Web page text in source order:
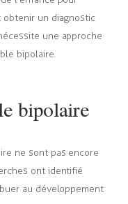
obtenir un diagnostic
une approche
bipolaire.
bipolaire
ne sont pas encore
ont identifié
au développement